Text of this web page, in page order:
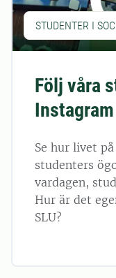
STUDENTER I
Följ våra
Instagram
Se hur livet
studenters
vardagen,
Hur är det
SLU?